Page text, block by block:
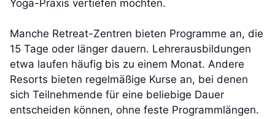
Yoga-Praxis vertiefen möchten.
Manche Retreat-Zentren bieten Programme an, die
15 Tage oder länger dauern. Lehrerausbildungen
etwa laufen häufig bis zu einem Monat. Andere
Resorts bieten regelmäßige Kurse an, bei denen
sich Teilnehmende für eine beliebige Dauer
entscheiden können, ohne feste Programmlängen.